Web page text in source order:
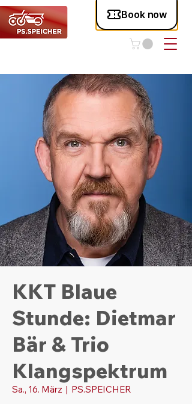
KKT Blaue
Stunde: Dietmar
Bär & Trio
Klangspektrum
Sa., 16. März
  |
PS.SPEICHER